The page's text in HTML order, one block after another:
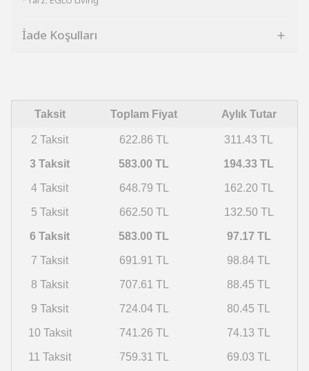
İade Koşulları
Taksit Toplam Fiyat Aylık Tutar
2 Taksit 622.86 TL 311.43 TL
3 Taksit 583.00 TL 194.33 TL
4 Taksit 648.79 TL 162.20 TL
5 Taksit 662.50 TL 132.50 TL
6 Taksit 583.00 TL 97.17 TL
7 Taksit 691.91 TL 98.84 TL
8 Taksit 707.61 TL 88.45 TL
9 Taksit 724.04 TL 80.45 TL
10 Taksit 741.26 TL 74.13 TL
11 Taksit 759.31 TL 69.03 TL